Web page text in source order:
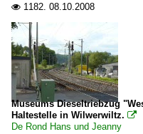
 1182. 08.10.2008
Museums Dieseltriebzug
Haltestelle in Wilwerwiltz. 
De Rond Hans und Jeanny